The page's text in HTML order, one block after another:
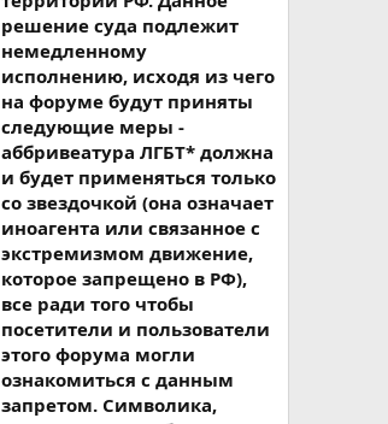
решение суда подлежит
немедленному
исполнению, исходя из чего
на форуме будут приняты
следующие меры -
аббривеатура ЛГБТ* должна
и будет применяться только
со звездочкой (она означает
иноагента или связанное с
экстремизмом движение,
которое запрещено в РФ),
все ради того чтобы
посетители и пользователи
этого форума могли
ознакомиться с данным
запретом. Символика,